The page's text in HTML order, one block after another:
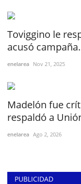
Toviggino le
acusó
enelarea Nov 21, 2025
Madelón fue
respaldó a
enelarea Ago 2, 2026
PUBLICIDAD